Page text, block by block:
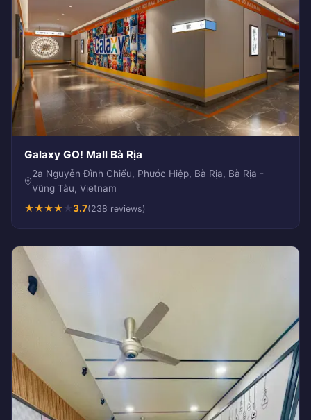
Galaxy GO! Mall Bà Rịa
2a Nguyễn Đình Chiểu, Phước Hiệp, Bà Rịa, Bà Rịa -
Vũng Tàu, Vietnam
★★★★★3.7(238 reviews)